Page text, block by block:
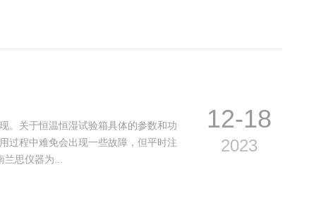
关于恒温恒湿试验箱具体的参数和功
过程中难免会出现一些故障，但平时注
思仪器为...
12-18
2023